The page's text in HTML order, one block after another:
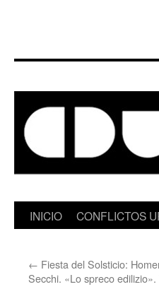
Saltar
contenido
INICIO CONFLICTOS
← Fiesta del Solsticio:
Secchi. «Lo spreco